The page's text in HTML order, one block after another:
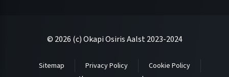
© 2026 (c) Okapi Osiris Aalst 2023-2024
Sitemap Privacy Policy
Cookie Policy